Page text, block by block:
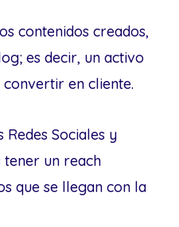
contenidos creados,
es decir, un activo
en cliente.
Redes Sociales y
tener un reach
que se llegan con la